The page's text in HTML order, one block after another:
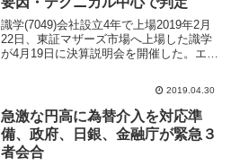
識学(7049)会社設立4年で上場2019年2月
22日、東証マザーズ市場へ上場した識学
が4月19日に決算説明会を開催した。エー
めたレポートをリリースしている。同社
は20...
2019.04.30
急激な円高に為替介入を対応準
備、政府、日銀、金融庁が緊急３
者会合